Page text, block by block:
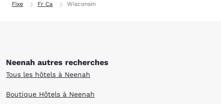
Fixe Fr Ca Wisconsin
Neenah autres recherches
Tous les hôtels à Neenah
Boutique Hôtels à Neenah